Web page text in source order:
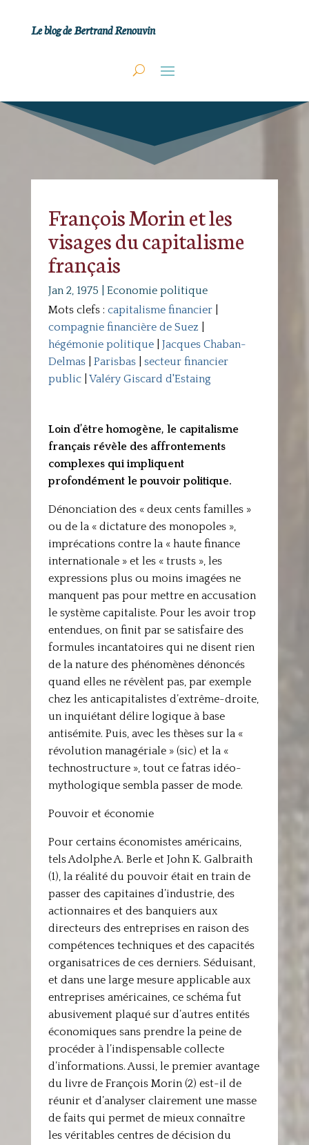
Le blog de Bertrand Renouvin
François Morin et les
visages du capitalisme
français
Jan 2, 1975
Economie politique
Mots clefs : capitalisme financier|
compagnie financière de Suez
hégémonie politique| Jacques Chaban-
Delmas| Parisbas| secteur financier
public| Valéry Giscard d'Estaing
Loin d’être homogène, le capitalisme
français révèle des affrontements
complexes qui impliquent
profondément le pouvoir politique.
Dénonciation des « deux cents familles »
ou de la « dictature des monopoles »,
imprécations contre la « haute finance
internationale » et les « trusts », les
expressions plus ou moins imagées ne
manquent pas pour mettre en accusation
le système capitaliste. Pour les avoir trop
entendues, on finit par se satisfaire des
formules incantatoires qui ne disent rien
de la nature des phénomènes dénoncés
quand elles ne révèlent pas, par exemple
chez les anticapitalistes d’extrême-droite,
un inquiétant délire logique à base
antisémite. Puis, avec les thèses sur la «
révolution managériale » (sic) et la «
technostructure », tout ce fatras idéo-
mythologique sembla passer de mode.
Pouvoir et économie
Pour certains économistes américains,
tels Adolphe A. Berle et John K. Galbraith
(1), la réalité du pouvoir était en train de
passer des capitaines d’industrie, des
actionnaires et des banquiers aux
directeurs des entreprises en raison des
compétences techniques et des capacités
organisatrices de ces derniers. Séduisant,
et dans une large mesure applicable aux
entreprises américaines, ce schéma fut
abusivement plaqué sur d’autres entités
économiques sans prendre la peine de
procéder à l’indispensable collecte
d’informations. Aussi, le premier avantage
du livre de François Morin (2) est-il de
réunir et d’analyser clairement une masse
de faits qui permet de mieux connaître
les véritables centres de décision du